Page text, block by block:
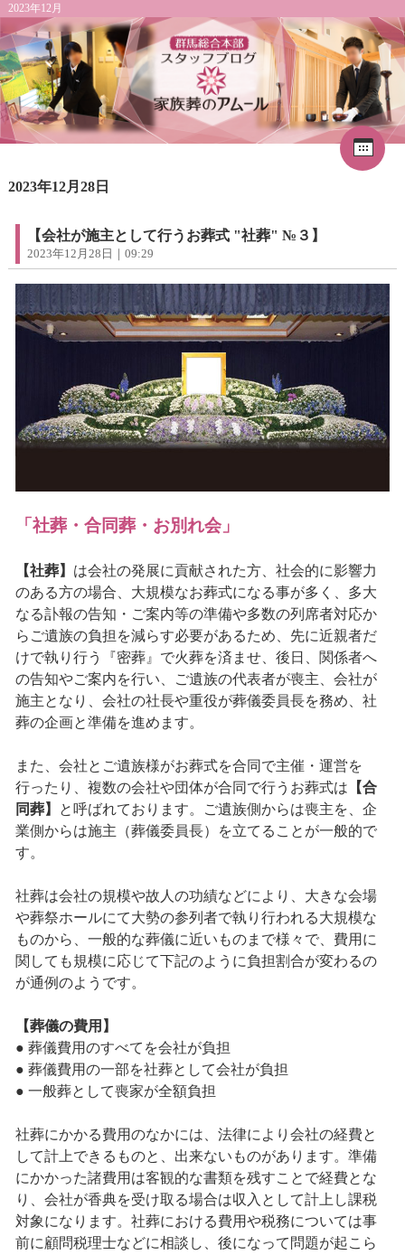
2023年12月
1
2
3
16
17 19 20 21
23
24 25 26 27 28
2023年12月28日
【会社が施主として行うお葬式 "社葬" №３】
2023年12月28日｜09:29
「社葬・合同葬・お別れ会」
【社葬】 は会社の発展に貢献された方、社会的に影響力
のある方の場合、大規模なお葬式になる事が多く、多大
なる訃報の告知・ご案内等の準備や多数の列席者対応か
らご遺族の負担を減らす必要があるため、先に近親者だ
けで執り行う『密葬』で火葬を済ませ、後日、関係者へ
の告知やご案内を行い、ご遺族の代表者が喪主、会社が
施主となり、会社の社長や重役が葬儀委員長を務め、社
葬の企画と準備を進めます。
また、会社とご遺族様がお葬式を合同で主催・運営を
行ったり、複数の会社や団体が合同で行うお葬式は 【合
同葬】
と呼ばれております。ご遺族側からは喪主を、企
業側からは施主（葬儀委員長）を立てることが一般的で
す。
社葬は会社の規模や故人の功績などにより、大きな会場
や葬祭ホールにて大勢の参列者で執り行われる大規模な
ものから、一般的な葬儀に近いものまで様々で、費用に
関しても規模に応じて下記のように負担割合が変わるの
が通例のようです。
【葬儀の費用】
● 葬儀費用のすべてを会社が負担
● 葬儀費用の一部を社葬として会社が負担
● 一般葬として喪家が全額負担
社葬にかかる費用のなかには、法律により会社の経費と
して計上できるものと、出来ないものがあります。準備
にかかった諸費用は客観的な書類を残すことで経費とな
り、会社が香典を受け取る場合は収入として計上し課税
対象になります。社葬における費用や税務については事
前に顧問税理士などに相談し、後になって問題が起こら